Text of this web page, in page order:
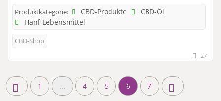
Produktkategorie:
CBD-Produkte
CBD-Öl
Hanf-Lebensmittel
CBD-Shop
27
1 ... 4 5 6 7